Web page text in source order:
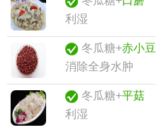
利湿
冬瓜糖+赤小豆
消除全身水肿
冬瓜糖+平菇
利湿